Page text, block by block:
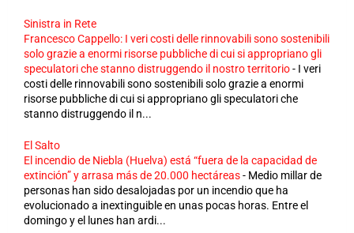
Sinistra in Rete
Francesco Cappello: I veri costi delle rinnovabili sono sostenibili
solo grazie a enormi risorse pubbliche di cui si appropriano gli
speculatori che stanno distruggendo il nostro territorio- I veri
costi delle rinnovabili sono sostenibili solo grazie a enormi
risorse pubbliche di cui si appropriano gli speculatori che
stanno distruggendo il n...
El Salto
El incendio de Niebla (Huelva) está “fuera de la capacidad de
extinción” y arrasa más de 20.000 hectáreas- Medio millar de
personas han sido desalojadas por un incendio que ha
evolucionado a inextinguible en unas pocas horas. Entre el
domingo y el lunes han ardi...